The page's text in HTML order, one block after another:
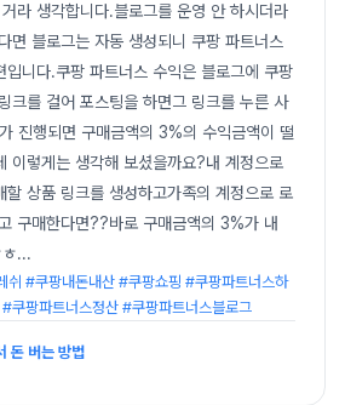
라 생각합니다.블로그를 운영 안 하시더라
면 블로그는 자동 생성되니 쿠팡 파트너스
입니다.쿠팡 파트너스 수익은 블로그에 쿠팡
크를 걸어 포스팅을 하면그 링크를 누른 사
진행되면 구매금액의 3%의 수익금액이 떨
이렇게는 생각해 보셨을까요?내 계정으로
할 상품 링크를 생성하고가족의 계정으로 로
구매한다면??바로 구매금액의 3%가 내
...
쉬 #쿠팡내돈내산 #쿠팡쇼핑 #쿠팡파트너스하
쿠팡파트너스정산 #쿠팡파트너스블로그
돈 버는 방법